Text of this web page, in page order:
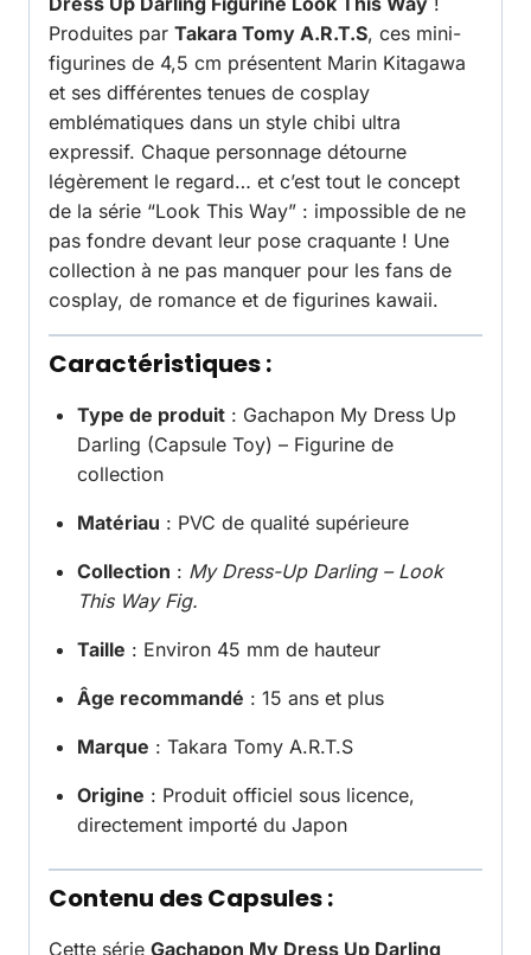
Produites par Takara Tomy A.R.T.S, ces mini-
figurines de 4,5 cm présentent Marin Kitagawa
et ses différentes tenues de cosplay
emblématiques dans un style chibi ultra
expressif. Chaque personnage détourne
légèrement le regard… et c’est tout le concept
de la série “Look This Way” : impossible de ne
pas fondre devant leur pose craquante ! Une
collection à ne pas manquer pour les fans de
cosplay, de romance et de figurines kawaii.
Caractéristiques :
Type de produit : Gachapon My Dress Up
Darling (Capsule Toy) – Figurine de
collection
Matériau : PVC de qualité supérieure
Collection : My Dress-Up Darling – Look
This Way Fig.
Taille : Environ 45 mm de hauteur
Âge recommandé : 15 ans et plus
Marque : Takara Tomy A.R.T.S
Origine : Produit officiel sous licence,
directement importé du Japon
Contenu des Capsules :
Cette série Gachapon My Dress Up Darling